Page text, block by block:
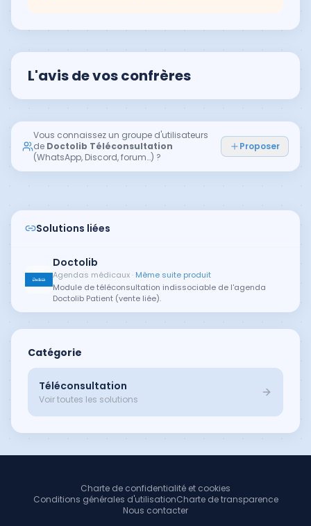
L'avis de vos confrères
Vous connaissez un groupe d'utilisateurs
de Doctolib Téléconsultation
(WhatsApp, Discord, forum…) ?
Proposer
Solutions liées
Doctolib
Agendas médicaux · Même suite produit
Module de téléconsultation indissociable de l'agenda
Doctolib Patient (vente liée).
Catégorie
Téléconsultation
Voir toutes les solutions
Charte de confidentialité et cookies
Conditions générales d'utilisationCharte de transparence
Nous contacter